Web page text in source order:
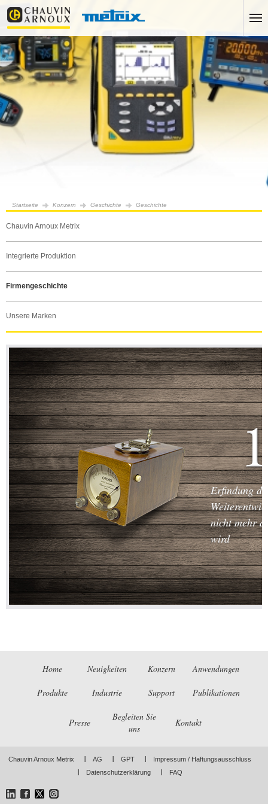
Startseite Konzern Geschichte Geschichte
Chauvin Arnoux Metrix
Integrierte Produktion
Firmengeschichte
Unsere Marken
Erfindung
nicht mehr
wird
Home Neuigkeiten Konzern Anwendungen
Produkte Industrie Support Publikationen
Presse
Begleiten Sie
uns
Kontakt
Chauvin Arnoux Metrix AG GPT
Impressum / Haftungsausschluss
Datenschutzerklärung
FAQ